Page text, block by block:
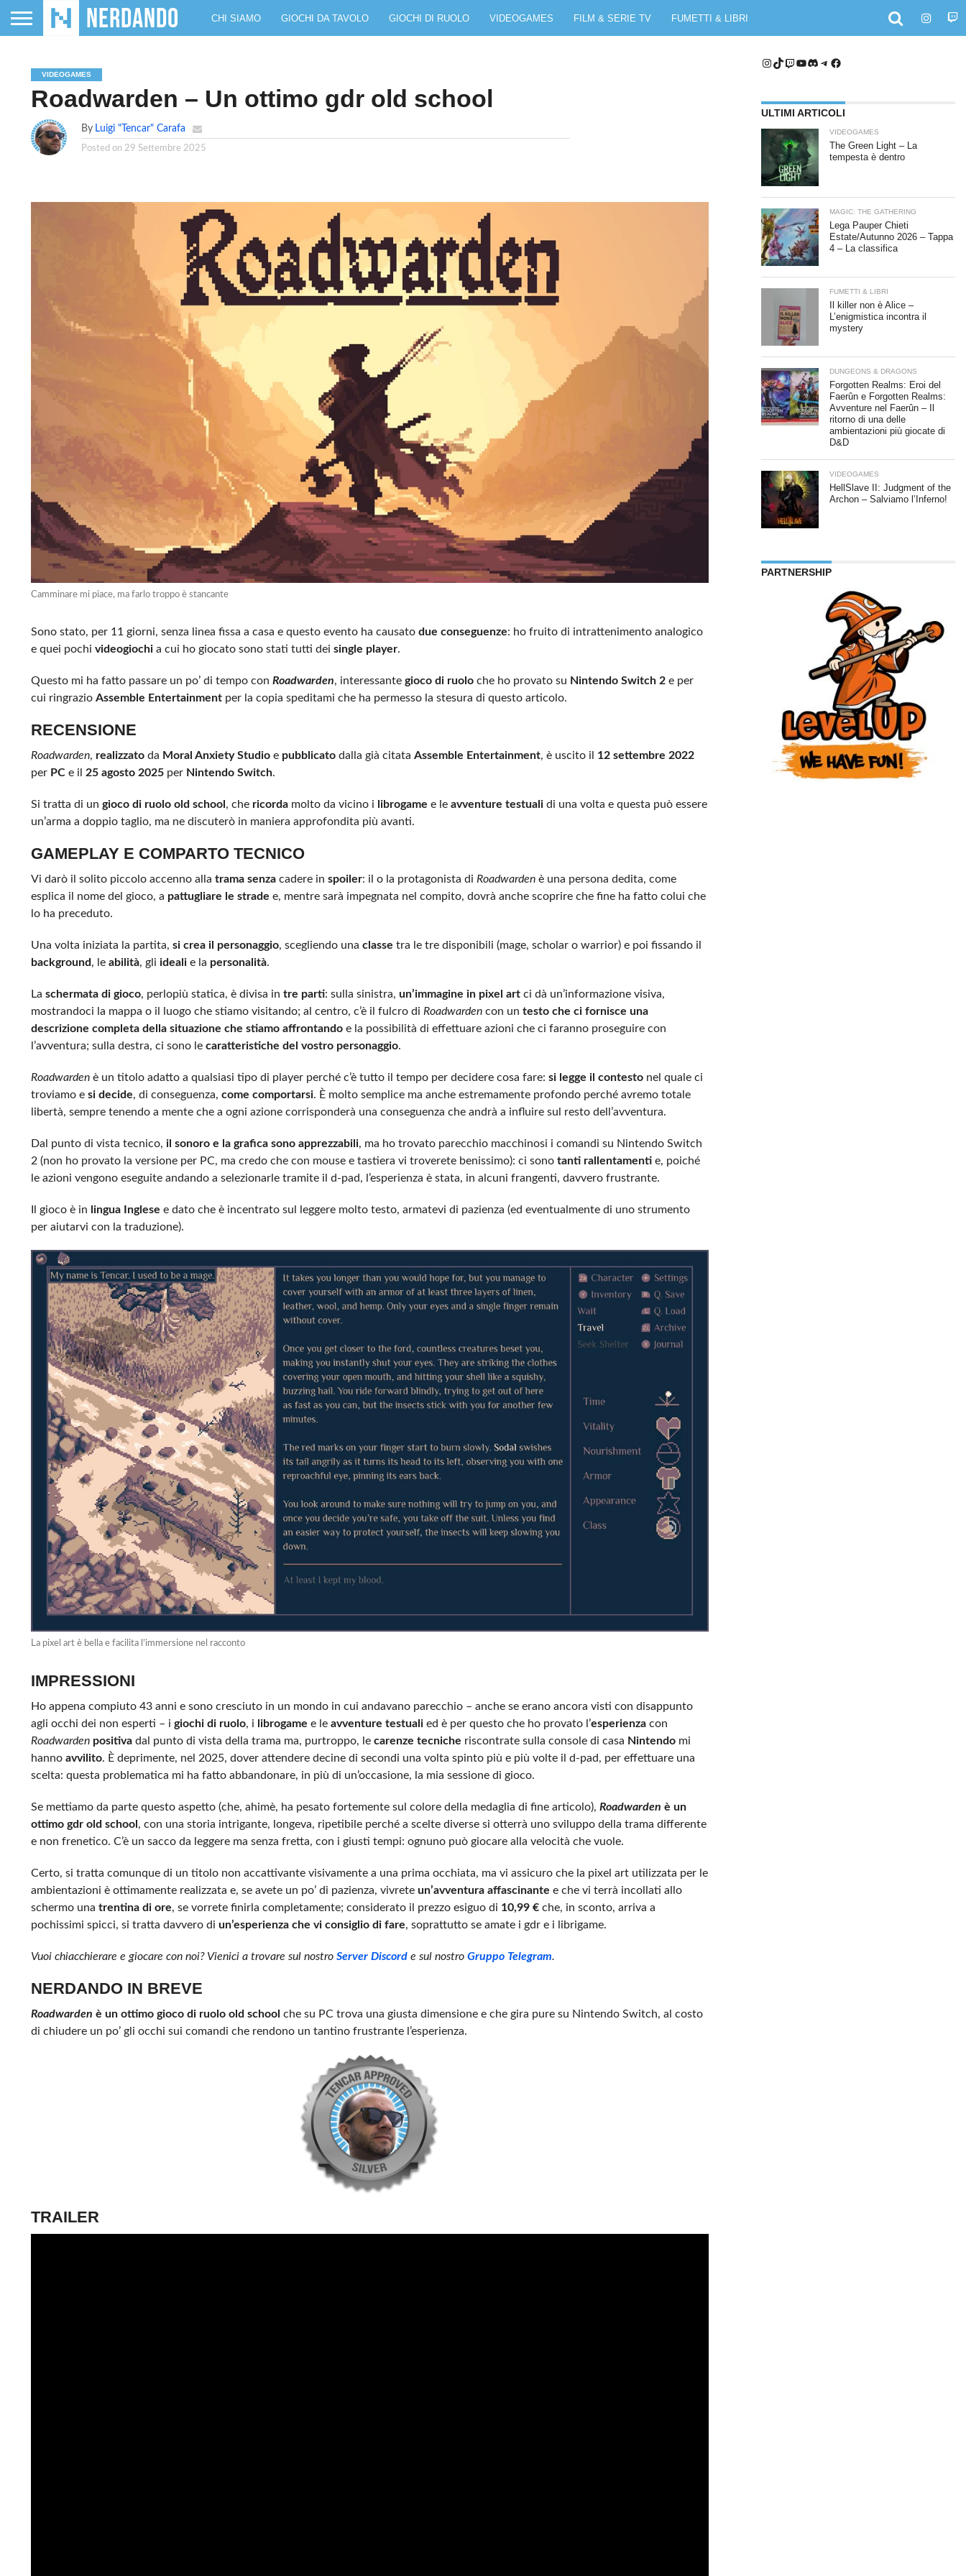
CHI SIAMO GIOCHI DA TAVOLO GIOCHI DI RUOLO VIDEOGAMES FILM & SERIE TV FUMETTI & LIBRI
VIDEOGAMES
Roadwarden – Un ottimo gdr old school
By Luigi "Tencar" Carafa
Posted on 29 Settembre 2025
Camminare mi piace, ma farlo troppo è stancante
Sono stato, per 11 giorni, senza linea fissa a casa e questo evento ha causato due conseguenze: ho fruito di intrattenimento analogico
e quei pochi videogiochia cui ho giocato sono stati tutti dei single player.
Questo mi ha fatto passare un po’ di tempo con Roadwarden, interessante gioco di ruoloche ho provato su Nintendo Switch 2e per
cui ringrazio Assemble Entertainmentper la copia speditami che ha permesso la stesura di questo articolo.
RECENSIONE
Roadwarden, realizzatoda Moral Anxiety Studioe pubblicatodalla già citata Assemble Entertainment, è uscito il 12 settembre 2022
per PCe il 25 agosto 2025per Nintendo Switch.
Si tratta di un gioco di ruolo old school , che ricordamolto da vicino i librogame e le avventure testualidi una volta e questa può essere
un’arma a doppio taglio, ma ne discuterò in maniera approfondita più avanti.
GAMEPLAY E COMPARTO TECNICO
Vi darò il solito piccolo accenno alla trama senzacadere in spoiler: il o la protagonista di Roadwarden è una persona dedita, come
esplica il nome del gioco, a pattugliare le strade e, mentre sarà impegnata nel compito, dovrà anche scoprire che fine ha fatto colui che
lo ha preceduto.
Una volta iniziata la partita, si crea il personaggio, scegliendo una classe tra le tre disponibili (mage, scholar o warrior) e poi fissando il
background, le abilità, gli idealie la personalità.
La schermata di gioco, perlopiù statica, è divisa in tre parti: sulla sinistra, un’immagine in pixel artci dà un’informazione visiva,
mostrandoci la mappa o il luogo che stiamo visitando; al centro, c’è il fulcro di Roadwarden con un testo che ci fornisce una
descrizione completa della situazione che stiamo affrontandoe la possibilità di effettuare azioni che ci faranno proseguire con
l’avventura; sulla destra, ci sono le caratteristiche del vostro personaggio.
Roadwarden è un titolo adatto a qualsiasi tipo di player perché c’è tutto il tempo per decidere cosa fare: si legge il contestonel quale ci
troviamo esi decide, di conseguenza, come comportarsi. È molto semplice ma anche estremamente profondo perché avremo totale
libertà, sempre tenendo a mente che a ogni azione corrisponderà una conseguenza che andrà a influire sul resto dell’avventura.
Dal punto di vista tecnico, il sonoro e la grafica sono apprezzabili, ma ho trovato parecchio macchinosi i comandi su Nintendo Switch
2 (non ho provato la versione per PC, ma credo che con mouse e tastiera vi troverete benissimo): ci sonotanti rallentamentie, poiché
le azioni vengono eseguite andando a selezionarle tramite il d-pad, l’esperienza è stata, in alcuni frangenti, davvero frustrante.
Il gioco è in lingua Inglese e dato che è incentrato sul leggere molto testo, armatevi di pazienza (ed eventualmente di uno strumento
per aiutarvi con la traduzione).
La pixel art è bella e facilita l’immersione nel racconto
IMPRESSIONI
Ho appena compiuto 43 anni e sono cresciuto in un mondo in cui andavano parecchio – anche se erano ancora visti con disappunto
agli occhi dei non esperti – i giochi di ruolo, i librogame e le avventure testualied è per questo che ho provato l’esperienzacon
Roadwarden positivadal punto di vista della trama ma, purtroppo, le carenze tecniche riscontrate sulla console di casa Nintendomi
hanno avvilito. È deprimente, nel 2025, dover attendere decine di secondi una volta spinto più e più volte il d-pad, per effettuare una
scelta: questa problematica mi ha fatto abbandonare, in più di un’occasione, la mia sessione di gioco.
Se mettiamo da parte questo aspetto (che, ahimè, ha pesato fortemente sul colore della medaglia di fine articolo), Roadwarden è un
ottimo gdr old school , con una storia intrigante, longeva, ripetibile perché a scelte diverse si otterrà uno sviluppo della trama differente
e non frenetico. C’è un sacco da leggere ma senza fretta, con i giusti tempi: ognuno può giocare alla velocità che vuole.
Certo, si tratta comunque di un titolo non accattivante visivamente a una prima occhiata, ma vi assicuro che la pixel art utilizzata per le
ambientazioni è ottimamente realizzata e, se avete un po’ di pazienza, vivreteun’avventura affascinante e che vi terrà incollati allo
schermo una trentina di ore, se vorrete finirla completamente; considerato il prezzo esiguo di 10,99 €che, in sconto, arriva a
pochissimi spicci, si tratta davvero di un’esperienza che vi consiglio di fare, soprattutto se amate i gdr e i librigame.
Vuoi chiacchierare e giocare con noi? Vienici a trovare sul nostro Server Discorde sul nostro Gruppo Telegram.
NERDANDO IN BREVE
Roadwarden è un ottimo gioco di ruolo old school che su PC trova una giusta dimensione e che gira pure su Nintendo Switch, al costo
di chiudere un po’ gli occhi sui comandi che rendono un tantino frustrante l’esperienza.
TRAILER
Instagram
TikTok
Twitch
YouTube
Discord
Telegram
Facebook
ULTIMI ARTICOLI
VIDEOGAMES
The Green Light – La
tempesta è dentro
MAGIC: THE GATHERING
Lega Pauper Chieti
Estate/Autunno 2026 – Tappa
4 – La classifica
FUMETTI & LIBRI
Il killer non è Alice –
L’enigmistica incontra il
mystery
DUNGEONS & DRAGONS
Forgotten Realms: Eroi del
Faerûn e Forgotten Realms:
Avventure nel Faerûn – Il
ritorno di una delle
ambientazioni più giocate di
D&D
VIDEOGAMES
HellSlave II: Judgment of the
Archon – Salviamo l’Inferno!
PARTNERSHIP